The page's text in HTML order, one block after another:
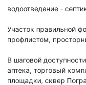
водоотведение -
Участок правильной
профлистом,
В шаговой
аптека, торговый
площадки, сквер